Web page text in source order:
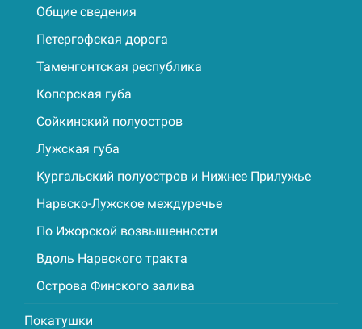
Общие сведения
Петергофская дорога
Таменгонтская республика
Копорская губа
Сойкинский полуостров
Лужская губа
Кургальский полуостров и Нижнее Прилужье
Нарвско-Лужское междуречье
По Ижорской возвышенности
Вдоль Нарвского тракта
Острова Финского залива
Покатушки